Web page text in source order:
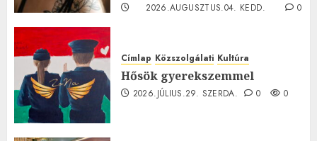
2026.AUGUSZTUS.04. KEDD.
0
Címlap Közszolgálati Kultúra
Hősök gyerekszemmel
2026.JÚLIUS.29. SZERDA. 0 0